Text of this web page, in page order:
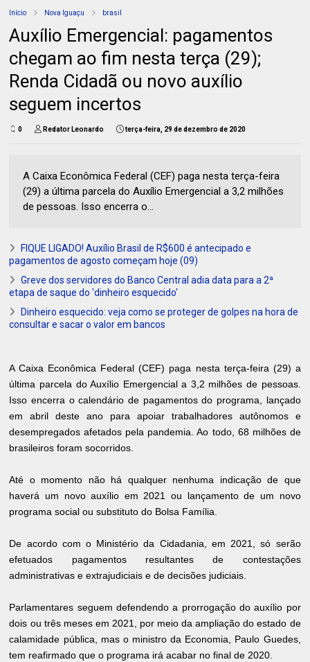
Início Nova Iguaçu brasil
Auxílio Emergencial: pagamentos
chegam ao fim nesta terça (29);
Renda Cidadã ou novo auxílio
seguem incertos
0 Redator Leonardo terça-feira, 29 de dezembro de 2020
A Caixa Econômica Federal (CEF) paga nesta terça-feira
(29) a última parcela do Auxílio Emergencial a 3,2 milhões
de pessoas. Isso encerra o...
FIQUE LIGADO! Auxílio Brasil de R$600 é antecipado e
pagamentos de agosto começam hoje (09)
Greve dos servidores do Banco Central adia data para a 2ª
etapa de saque do 'dinheiro esquecido'
Dinheiro esquecido: veja como se proteger de golpes na hora de
consultar e sacar o valor em bancos
A Caixa Econômica Federal (CEF) paga nesta terça-feira (29) a
última parcela do Auxílio Emergencial a 3,2 milhões de pessoas.
Isso encerra o calendário de pagamentos do programa, lançado
em abril deste ano para apoiar trabalhadores autônomos e
desempregados afetados pela pandemia. Ao todo, 68 milhões de
brasileiros foram socorridos.
Até o momento não há qualquer nenhuma indicação de que
haverá um novo auxílio em 2021 ou lançamento de um novo
programa social ou substituto do Bolsa Família.
De acordo com o Ministério da Cidadania, em 2021, só serão
efetuados pagamentos resultantes de contestações
administrativas e extrajudiciais e de decisões judiciais.
Parlamentares seguem defendendo a prorrogação do auxílio por
dois ou três meses em 2021, por meio da ampliação do estado de
calamidade pública, mas o ministro da Economia, Paulo Guedes,
tem reafirmado que o programa irá acabar no final de 2020.